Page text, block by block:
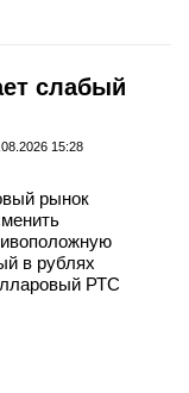
слабый
15:28
рынок
в рублях
РТС